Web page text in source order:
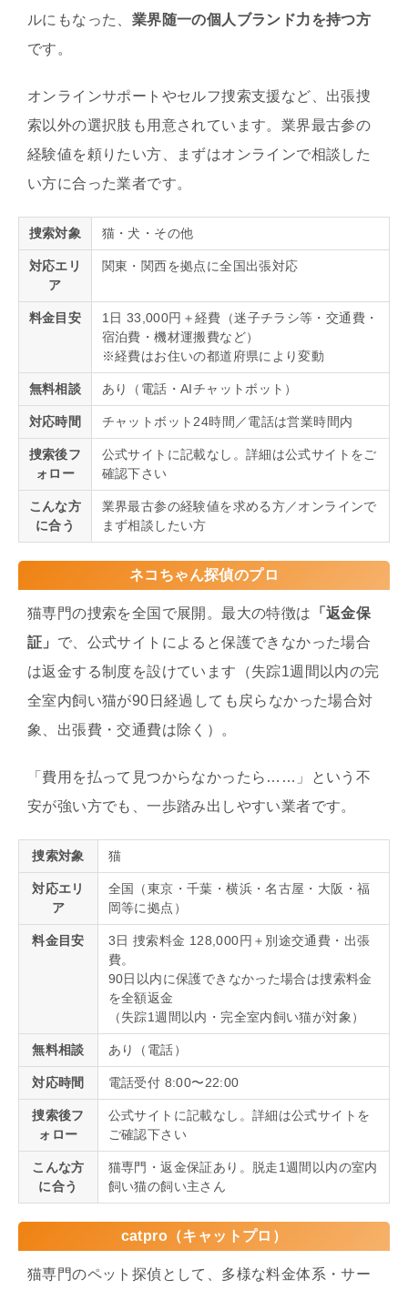
ルにもなった、 業界随一の個人ブランド力を持つ方
です。
オンラインサポートやセルフ捜索支援など、出張捜
索以外の選択肢も用意されています。業界最古参の
経験値を頼りたい方、まずはオンラインで相談した
い方に合った業者です。
捜索対象 猫・犬・その他
対応エリ
ア
関東・関西を拠点に全国出張対応
料金目安
1日 33,000円＋経費（迷子チラシ等・交通費・
宿泊費・機材運搬費など）
※経費はお住いの都道府県により変動
無料相談 あり（電話・AIチャットボット）
対応時間 チャットボット24時間／電話は営業時間内
捜索後フ
ォロー
公式サイトに記載なし。詳細は公式サイトをご
確認下さい
こんな方
に合う
業界最古参の経験値を求める方／オンラインで
まず相談したい方
ネコちゃん探偵のプロ
猫専門の捜索を全国で展開。最大の特徴は 「返金保
証」 で、公式サイトによると保護できなかった場合
は返金する制度を設けています（失踪1週間以内の完
全室内飼い猫が90日経過しても戻らなかった場合対
象、出張費・交通費は除く）。
「費用を払って見つからなかったら……」という不
安が強い方でも、一歩踏み出しやすい業者です。
捜索対象 猫
対応エリ
ア
全国（東京・千葉・横浜・名古屋・大阪・福
岡等に拠点）
料金目安
3日 捜索料金 128,000円＋別途交通費・出張
費。
90日以内に保護できなかった場合は捜索料金
を全額返金
（失踪1週間以内・完全室内飼い猫が対象）
無料相談 あり（電話）
対応時間 電話受付 8:00〜22:00
捜索後フ
ォロー
公式サイトに記載なし。詳細は公式サイトを
ご確認下さい
こんな方
に合う
猫専門・返金保証あり。脱走1週間以内の室内
飼い猫の飼い主さん
catpro（キャットプロ）
猫専門のペット探偵として、多様な料金体系・サー